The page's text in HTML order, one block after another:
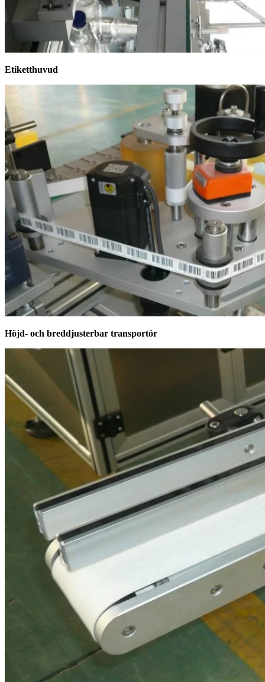
Etiketthuvud
Höjd- och breddjusterbar transportör